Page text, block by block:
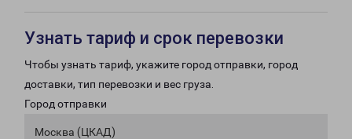
Узнать тариф и срок перевозки
Чтобы узнать тариф, укажите город отправки, город
доставки, тип перевозки и вес груза.
Город отправки
Москва (ЦКАД)